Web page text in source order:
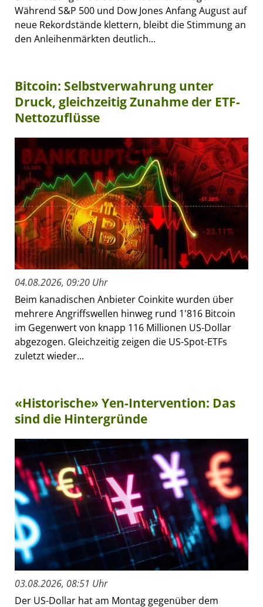
Während S&P 500 und Dow Jones Anfang August auf
neue Rekordstände klettern, bleibt die Stimmung an
den Anleihenmärkten deutlich...
Bitcoin: Selbstverwahrung unter
Druck, gleichzeitig Zunahme der ETF-
Nettozuflüsse
04.08.2026, 09:20 Uhr
Beim kanadischen Anbieter Coinkite wurden über
mehrere Angriffswellen hinweg rund 1'816 Bitcoin
im Gegenwert von knapp 116 Millionen US-Dollar
abgezogen. Gleichzeitig zeigen die US-Spot-ETFs
zuletzt wieder...
«Historische» Yen-Intervention: Das
sind die Hintergründe
03.08.2026, 08:51 Uhr
Der US-Dollar hat am Montag gegenüber dem